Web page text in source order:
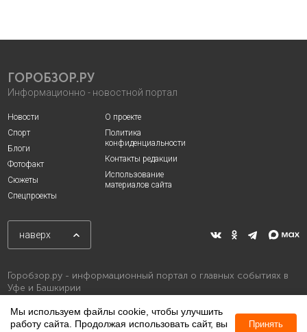
ГОРОБЗОР.РУ
Информационно - новостной портал
Новости
Спорт
Блоги
Фотофакт
Сюжеты
Спецпроекты
О проекте
Политика
конфиденциальности
Контакты редакции
Использование
материалов сайта
наверх
Горобзор.ру - информационный портал о главных событиях в
Уфе и Башкирии
Мы используем файлы cookie, чтобы улучшить
работу сайта. Продолжая использовать сайт, вы
Принять